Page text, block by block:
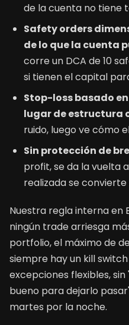
de la cuenta no tiene
Safety orders
de lo que la cuenta
corre un DCA de 10
si tienen el capital
Stop-loss basado
lugar de estructura
ruido, luego ve cómo
Sin protección de
profit, se da la vuelta
realizada se
Nuestra regla interna en
ningún trade arriesga
portfolio, el máximo de
siempre hay un kill
excepciones flexibles,
bueno para dejarlo
martes por la noche.